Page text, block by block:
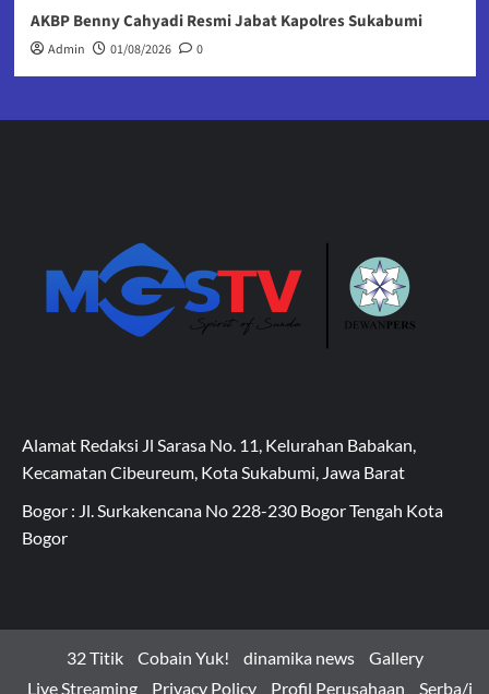
AKBP Benny Cahyadi Resmi Jabat Kapolres Sukabumi
Admin 01/08/2026 0
Alamat Redaksi Jl Sarasa No. 11, Kelurahan Babakan,
Kecamatan Cibeureum, Kota Sukabumi, Jawa Barat
Bogor : Jl. Surkakencana No 228-230 Bogor Tengah Kota
Bogor
32 Titik Cobain Yuk! dinamika news
Gallery
Live Streaming
Privacy Policy Profil Perusahaan
Serba/i